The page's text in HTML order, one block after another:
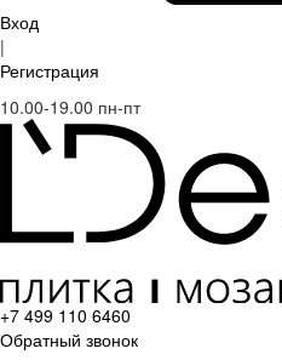
Вход
|
Регистрация
10.00-19.00 пн-пт
+7 499 110 6460
Обратный звонок